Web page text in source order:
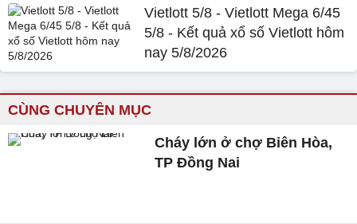
Vietlott 5/8 - Vietlott Mega 6/45
5/8 - Kết quả xổ số Vietlott hôm
nay 5/8/2026
CÙNG CHUYÊN MỤC
Cháy lớn ở chợ Biên Hòa,
TP Đồng Nai